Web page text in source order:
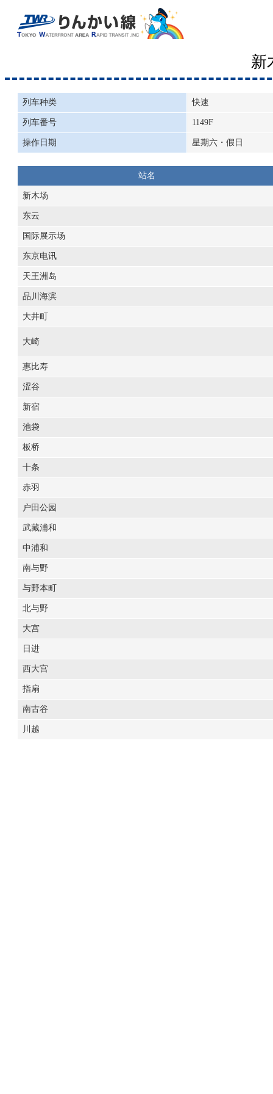
新
列车种类 快速
列车番号 1149F
操作日期 星期六・假日
站名
新木场
东云
国际展示场
东京电讯
天王洲岛
品川海滨
大井町
大崎
惠比寿
涩谷
新宿
池袋
板桥
十条
赤羽
户田公园
武藏浦和
中浦和
南与野
与野本町
北与野
大宫
日进
西大宫
指扇
南古谷
川越